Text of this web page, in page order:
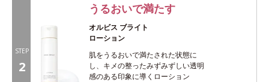
STEP
2
うるおいで満たす
オルビス ブライト
ローション
肌をうるおいで満たされた状態に
し、キメの整ったみずみずしい透明
感のある印象に導くローション